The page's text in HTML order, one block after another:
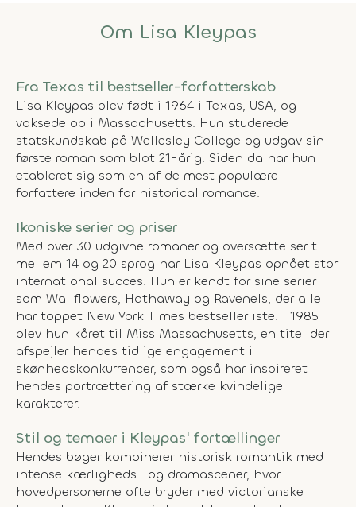
Om Lisa Kleypas
Fra Texas til bestseller-forfatterskab
Lisa Kleypas blev født i 1964 i Texas, USA, og
voksede op i Massachusetts. Hun studerede
statskundskab på Wellesley College og udgav sin
første roman som blot 21-årig. Siden da har hun
etableret sig som en af de mest populære
forfattere inden for historical romance.
Ikoniske serier og priser
Med over 30 udgivne romaner og oversættelser til
mellem 14 og 20 sprog har Lisa Kleypas opnået stor
international succes. Hun er kendt for sine serier
som Wallflowers, Hathaway og Ravenels, der alle
har toppet New York Times bestsellerliste. I 1985
blev hun kåret til Miss Massachusetts, en titel der
afspejler hendes tidlige engagement i
skønhedskonkurrencer, som også har inspireret
hendes portrættering af stærke kvindelige
karakterer.
Stil og temaer i Kleypas' fortællinger
Hendes bøger kombinerer historisk romantik med
intense kærligheds- og dramascener, hvor
hovedpersonerne ofte bryder med victorianske